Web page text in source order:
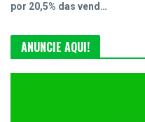
por 20,5% das vend…
ANUNCIE AQUI!